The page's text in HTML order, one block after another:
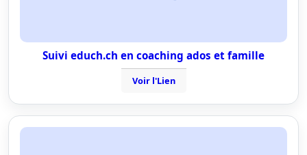
Suivi educh.ch en coaching ados et famille
Voir l'Lien